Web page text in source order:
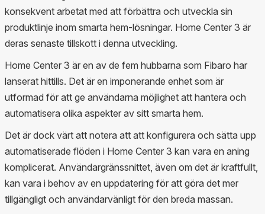
konsekvent arbetat med att förbättra och utveckla sin
produktlinje inom smarta hem-lösningar. Home Center 3 är
deras senaste tillskott i denna utveckling.
Home Center 3 är en av de fem hubbarna som Fibaro har
lanserat hittills. Det är en imponerande enhet som är
utformad för att ge användarna möjlighet att hantera och
automatisera olika aspekter av sitt smarta hem.
Det är dock värt att notera att att konfigurera och sätta upp
automatiserade flöden i Home Center 3 kan vara en aning
komplicerat. Användargränssnittet, även om det är kraftfullt,
kan vara i behov av en uppdatering för att göra det mer
tillgängligt och användarvänligt för den breda massan.